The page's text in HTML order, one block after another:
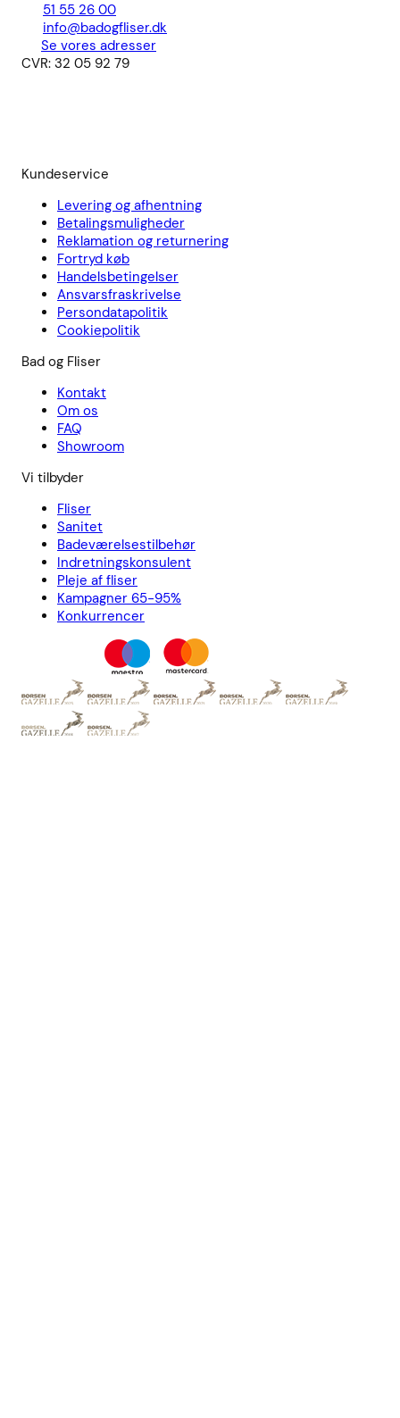
51 55 26 00
info@badogfliser.dk
Se vores adresser
CVR: 32 05 92 79
Kundeservice
Levering og afhentning
Betalingsmuligheder
Reklamation og returnering
Fortryd køb
Handelsbetingelser
Ansvarsfraskrivelse
Persondatapolitik
Cookiepolitik
Bad og Fliser
Kontakt
Om os
FAQ
Showroom
Vi tilbyder
Fliser
Sanitet
Badeværelsestilbehør
Indretningskonsulent
Pleje af fliser
Kampagner 65-95%
Konkurrencer